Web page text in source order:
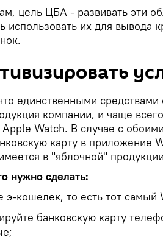
цель ЦБА - развивать эти
использовать их для вывода
единственными
компании, и чаще
Watch. В случае с
карту в приложение
в "яблочной"
нужно сделать:
э-кошелек, то есть тот
банковскую карту